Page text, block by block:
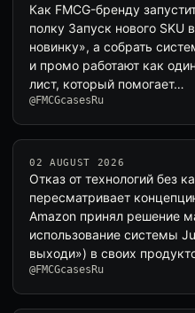
Как FMCG-бренду
полку Запуск нового SKU
новинку», а собрать
и промо работают как
лист, который помогает…
@FMCGcasesRu
02 AUGUST 2026
Отказ от технологий без
пересматривает
Amazon принял решение
использование системы
выходи») в своих
@FMCGcasesRu